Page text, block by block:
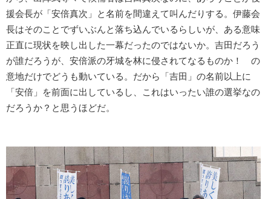
援会長が「安倍真次」と名前を間違えて叫んだりする。伊藤会
長はそのことでずいぶんと落ち込んでいるらしいが、ある意味
正直に現状を映し出した一幕だったのではないか。吉田だろう
が誰だろうが、安倍派の牙城を林に侵されてなるものか！ の
意地だけでどうも動いている。だから「吉田」の名前以上に
「安倍」を前面に出しているし、これはいったい誰の選挙なの
だろうか？と思うほどだ。